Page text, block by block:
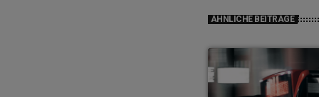
ÄHNLICHE BEITRÄGE